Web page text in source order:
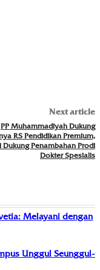
Next article
PP Muhammadiyah Dukung
RS Pendidikan Premium,
Dukung Penambahan Prodi
Dokter Spesialis
Melayani dengan
Unggul Seunggul-